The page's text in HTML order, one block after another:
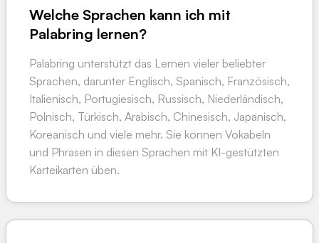
Welche Sprachen kann ich mit
Palabring lernen?
Palabring unterstützt das Lernen vieler beliebter
Sprachen, darunter Englisch, Spanisch, Französisch,
Italienisch, Portugiesisch, Russisch, Niederländisch,
Polnisch, Türkisch, Arabisch, Chinesisch, Japanisch,
Koreanisch und viele mehr. Sie können Vokabeln
und Phrasen in diesen Sprachen mit KI-gestützten
Karteikarten üben.